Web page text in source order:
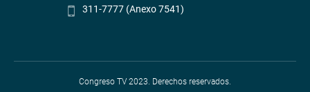
311-7777 (Anexo 7541)
Congreso TV 2023. Derechos reservados.